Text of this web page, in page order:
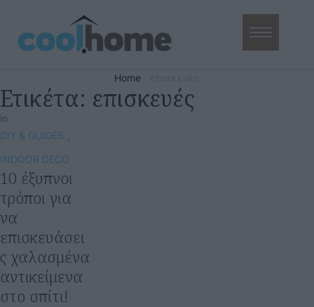
Home
Ετικέτα: επισκευές
in
DIY & GUIDES
INDOOR DECO
10 έξυπνοι
τρόποι για
να
επισκευάσει
ς χαλασμένα
αντικείμενα
στο σπίτι!